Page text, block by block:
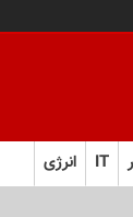
IT انرژی